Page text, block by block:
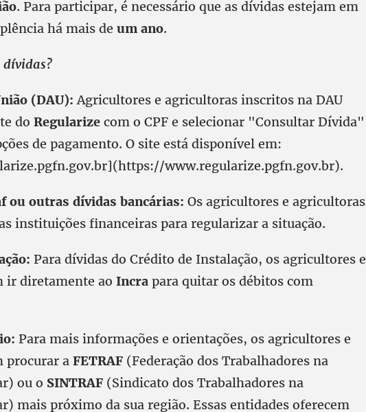
. Para participar, é necessário que as dívidas estejam em
há mais de um ano.
dívidas?
(DAU):Agricultores e agricultoras inscritos na DAU
do Regularize com o CPF e selecionar "Consultar Dívida"
de pagamento. O site está disponível em:
www.regularize.pgfn.gov.br).
ou outras dívidas bancárias: Os agricultores e agricultoras
instituições financeiras para regularizar a situação.
Para dívidas do Crédito de Instalação, os agricultores e
ir diretamente ao Incra para quitar os débitos com
Para mais informações e orientações, os agricultores e
procurar a FETRAF (Federação dos Trabalhadores na
ou o SINTRAF (Sindicato dos Trabalhadores na
mais próximo da sua região. Essas entidades oferecem